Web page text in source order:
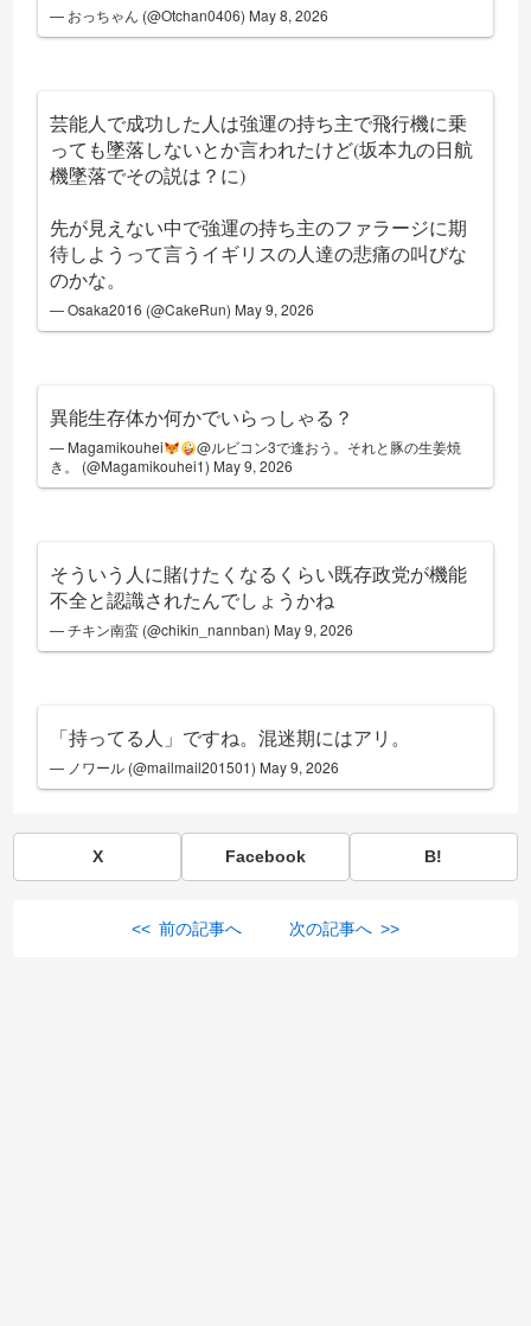
— おっちゃん (@Otchan0406) May 8, 2026
芸能人で成功した人は強運の持ち主で飛行機に乗
っても墜落しないとか言われたけど(坂本九の日航
機墜落でその説は？に)
先が見えない中で強運の持ち主のファラージに期
待しようって言うイギリスの人達の悲痛の叫びな
のかな。
— Osaka2016 (@CakeRun) May 9, 2026
異能生存体か何かでいらっしゃる？
— Magamikouhei
@ルビコン3で逢おう。それと豚の生姜焼
き。 (@Magamikouhei1) May 9, 2026
そういう人に賭けたくなるくらい既存政党が機能
不全と認識されたんでしょうかね
— チキン南蛮 (@chikin_nannban) May 9, 2026
「持ってる人」ですね。混迷期にはアリ。
— ノワール (@mailmail201501) May 9, 2026
X Facebook B!
<< 前の記事へ 次の記事へ >>